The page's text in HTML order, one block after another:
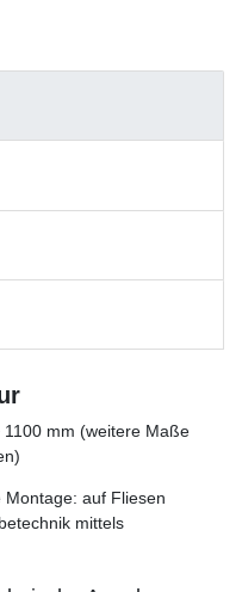
mm (weitere Maße
auf Fliesen
mittels